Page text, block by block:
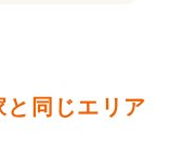
同じエリア